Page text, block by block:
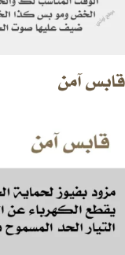
قابس آمن